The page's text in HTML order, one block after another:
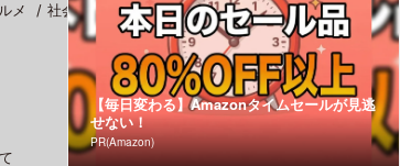
メ 社会
スポーツ
【毎日変わる】Amazonタイムセールが見逃
せない！
PR(Amazon)